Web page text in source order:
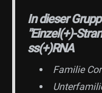
In dieser
"Einzel(+)-
ss(+)RNA
Familie